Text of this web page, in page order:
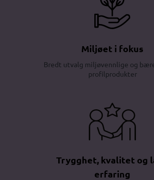
Miljøet i fokus
Bredt utvalg miljøvennlige og
profilprodukter
Trygghet, kvalitet og
erfaring